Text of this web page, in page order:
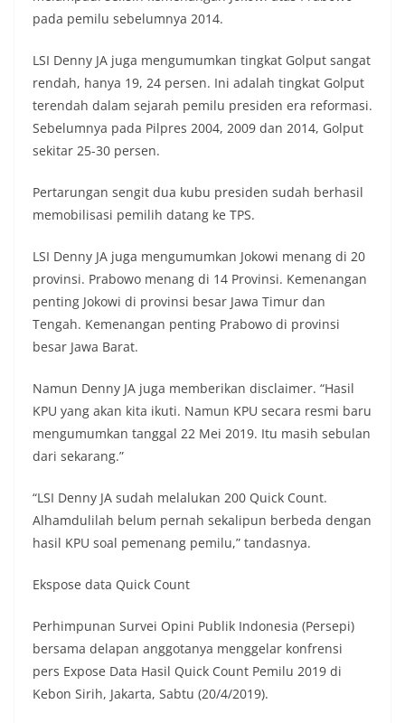
pada pemilu sebelumnya 2014.
LSI Denny JA juga mengumumkan tingkat Golput sangat
rendah, hanya 19, 24 persen. Ini adalah tingkat Golput
terendah dalam sejarah pemilu presiden era reformasi.
Sebelumnya pada Pilpres 2004, 2009 dan 2014, Golput
sekitar 25-30 persen.
Pertarungan sengit dua kubu presiden sudah berhasil
memobilisasi pemilih datang ke TPS.
LSI Denny JA juga mengumumkan Jokowi menang di 20
provinsi. Prabowo menang di 14 Provinsi. Kemenangan
penting Jokowi di provinsi besar Jawa Timur dan
Tengah. Kemenangan penting Prabowo di provinsi
besar Jawa Barat.
Namun Denny JA juga memberikan disclaimer. “Hasil
KPU yang akan kita ikuti. Namun KPU secara resmi baru
mengumumkan tanggal 22 Mei 2019. Itu masih sebulan
dari sekarang.”
“LSI Denny JA sudah melalukan 200 Quick Count.
Alhamdulilah belum pernah sekalipun berbeda dengan
hasil KPU soal pemenang pemilu,” tandasnya.
Ekspose data Quick Count
Perhimpunan Survei Opini Publik Indonesia (Persepi)
bersama delapan anggotanya menggelar konfrensi
pers Expose Data Hasil Quick Count Pemilu 2019 di
Kebon Sirih, Jakarta, Sabtu (20/4/2019).